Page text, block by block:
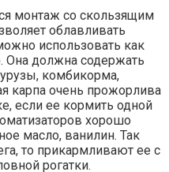
монтаж со скользящим
облавливать
использовать как
Она должна содержать
комбикорма,
карпа очень прожорлива
если ее кормить одной
хорошо
масло, ванилин. Так
то прикармливают ее с
рогатки.